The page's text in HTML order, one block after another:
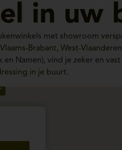
in uw
met showroom
Brabant, West-
Namen), vind je zeker en
in je buurt.